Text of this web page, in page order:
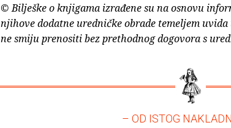
© Bilješke o knjigama izrađene su na osnovu
njihove dodatne uredničke obrade temeljem
ne smiju prenositi bez prethodnog dogovora s
– OD ISTOG